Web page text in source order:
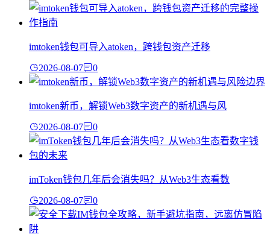
imtoken钱包可导入atoken，跨钱包资产迁移
2026-08-07 0
imtoken新币，解锁Web3数字资产的新机遇与风
2026-08-07 0
imToken钱包几年后会消失吗？从Web3生态看数
2026-08-07 0